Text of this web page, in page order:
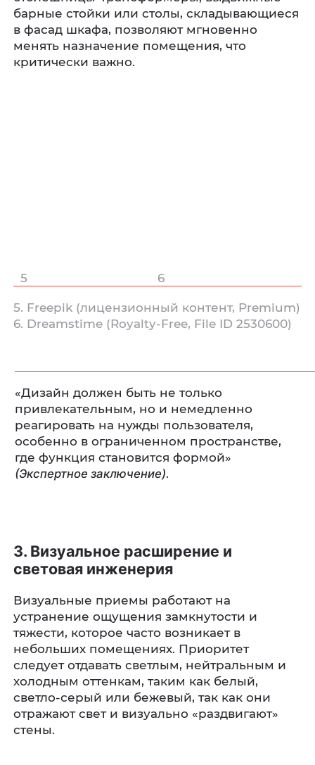
барные стойки или столы, складывающиеся
в фасад шкафа, позволяют мгновенно
менять назначение помещения, что
критически важно.
5 6
«Дизайн должен быть не только
привлекательным, но и немедленно
реагировать на нужды пользователя,
особенно в ограниченном пространстве,
где функция становится формой»
(Экспертное заключение).
5. Freepik (лицензионный контент, Premium)
6. Dreamstime (Royalty‑Free, File ID 2530600)
3. Визуальное расширение и
световая инженерия
Визуальные приемы работают на
устранение ощущения замкнутости и
тяжести, которое часто возникает в
небольших помещениях. Приоритет
следует отдавать светлым, нейтральным и
холодным оттенкам, таким как белый,
светло-серый или бежевый, так как они
отражают свет и визуально «раздвигают»
стены.